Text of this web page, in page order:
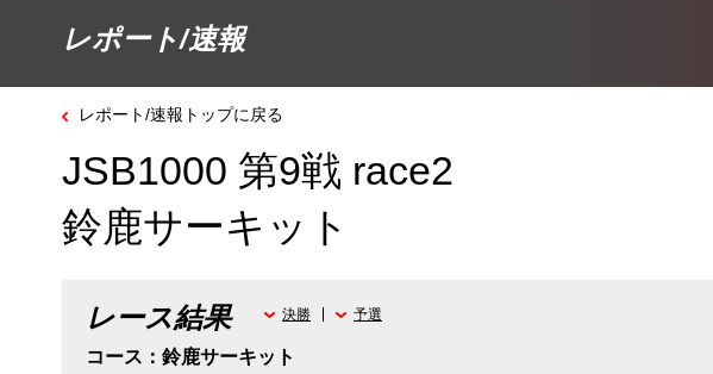
レポート/速報
レポート/速報トップに戻る
JSB1000 第9戦 race2
鈴鹿サーキット
レース結果
コース：鈴鹿サーキット
決勝 予選